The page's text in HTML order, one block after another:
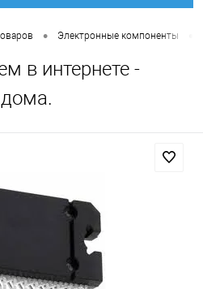
• Электронные компоненты
в интернете -